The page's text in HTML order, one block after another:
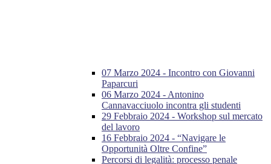
07 Marzo 2024 - Incontro con Giovanni
Paparcuri
06 Marzo 2024 - Antonino
Cannavacciuolo incontra gli studenti
29 Febbraio 2024 - Workshop sul mercato
del lavoro
16 Febbraio 2024 - “Navigare le
Opportunità Oltre Confine”
Percorsi di legalità: processo penale